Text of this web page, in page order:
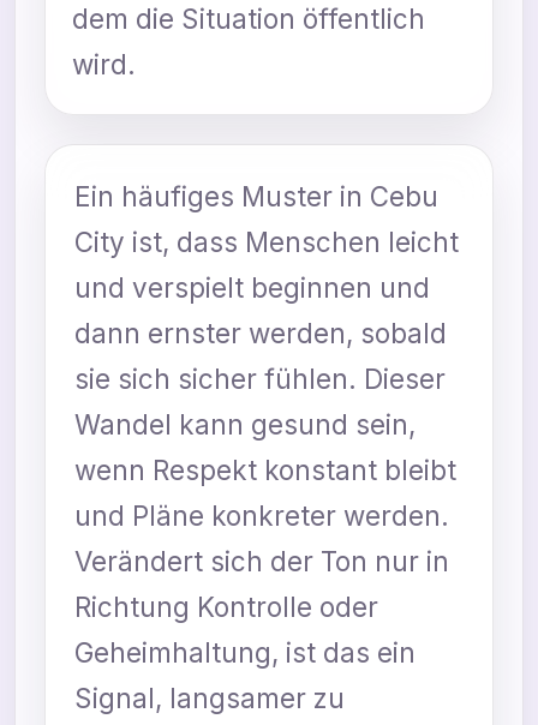
dem die Situation öffentlich
wird.
Ein häufiges Muster in Cebu
City ist, dass Menschen leicht
und verspielt beginnen und
dann ernster werden, sobald
sie sich sicher fühlen. Dieser
Wandel kann gesund sein,
wenn Respekt konstant bleibt
und Pläne konkreter werden.
Verändert sich der Ton nur in
Richtung Kontrolle oder
Geheimhaltung, ist das ein
Signal, langsamer zu